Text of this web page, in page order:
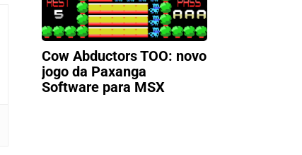
Cow Abductors TOO: novo
jogo da Paxanga
Software para MSX